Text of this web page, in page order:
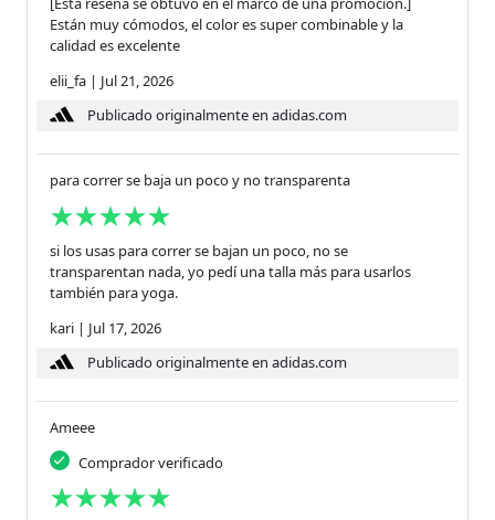
Están muy cómodos, el color es super combinable y la
calidad es excelente
elii_fa | Jul 21, 2026
Publicado originalmente en adidas.com
para correr se baja un poco y no transparenta
si los usas para correr se bajan un poco, no se
transparentan nada, yo pedí una talla más para usarlos
también para yoga.
kari | Jul 17, 2026
Publicado originalmente en adidas.com
Ameee
Comprador verificado